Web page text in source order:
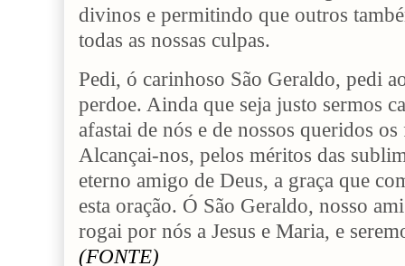
divinos e permitindo que outros
todas as nossas culpas.
Pedi, ó carinhoso São Geraldo, pedi
perdoe. Ainda que seja justo sermos
afastai de nós e de nossos queridos
Alcançai-nos, pelos méritos das
eterno amigo de Deus, a graça que
esta oração. Ó São Geraldo, nosso
rogai por nós a Jesus e Maria, e
(FONTE)